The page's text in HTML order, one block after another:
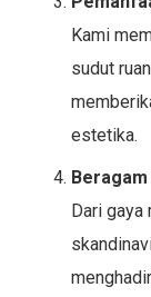
Kami
sudut
estetika.
Beragam
Dari gaya